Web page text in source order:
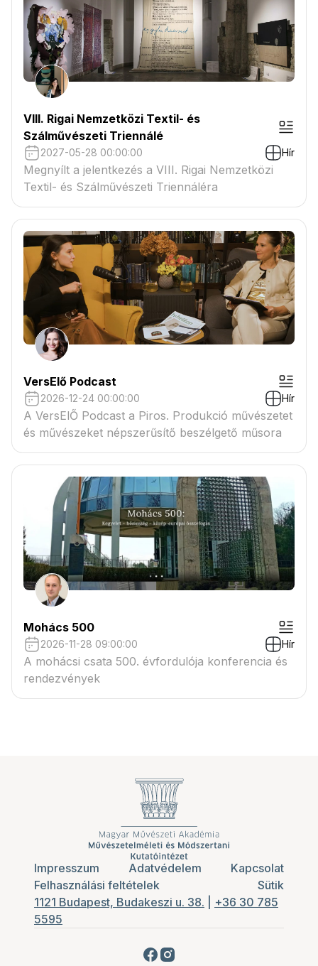
VIII. Rigai Nemzetközi Textil- és
Szálművészeti Triennálé
2027-05-28 00:00:00 Hír
Megnyílt a jelentkezés a VIII. Rigai Nemzetközi
Textil- és Szálművészeti Triennáléra
VersElő Podcast
2026-12-24 00:00:00 Hír
A VersElŐ Podcast a Piros. Produkció művészetet
és művészeket népszerűsítő beszélgető műsora
Mohács 500
2026-11-28 09:00:00 Hír
A mohácsi csata 500. évfordulója konferencia és
rendezvények
Impresszum Adatvédelem
Kapcsolat
Felhasználási feltételek
Sütik
1121 Budapest, Budakeszi u. 38.
+36 30 785
5595